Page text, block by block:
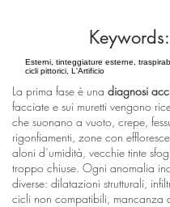
Keywords:
Esterni, tinteggiature esterne,
cicli pittorici, L'Artificio
La prima fase è una diagnosi
facciate e sui muretti vengono
che suonano a vuoto, crepe,
rigonfiamenti, zone con
aloni d’umidità, vecchie tinte
troppo chiuse. Ogni anomalia
diverse: dilatazioni strutturali,
cicli non compatibili, mancanza